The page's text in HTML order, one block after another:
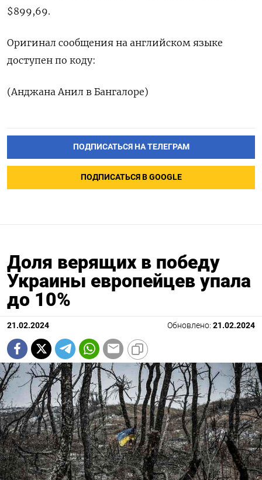
$899,69.
Оригинал сообщения на английском языке
доступен по коду:
(Анджана Анил в Бангалоре)
ПОДПИСАТЬСЯ НА ТЕЛЕГРАМ
ПОДПИСАТЬСЯ В GOOGLE
Доля верящих в победу
Украины европейцев упала
до 10%
21.02.2024 Обновлено: 21.02.2024